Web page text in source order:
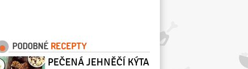
PODOBNÉ RECEPTY
PEČENÁ JEHNĚČÍ KÝTA